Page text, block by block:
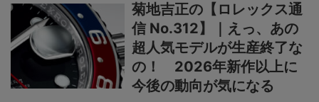
菊地吉正の【ロレックス通
信 No.312】｜えっ、あの
超人気モデルが生産終了な
の！ 2026年新作以上に
今後の動向が気になる